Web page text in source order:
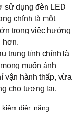
Toàn Cho
chỉ là thiết bị
pháp xanh cho
không chứa thủy
toàn tuyệt đối
môi trường. Việc
độ an toàn và tính